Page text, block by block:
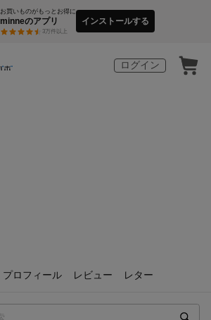
お買いものがもっとお得に
minneのアプリ
3万件以上
インストールする
ログイン
プロフィール レビュー レター